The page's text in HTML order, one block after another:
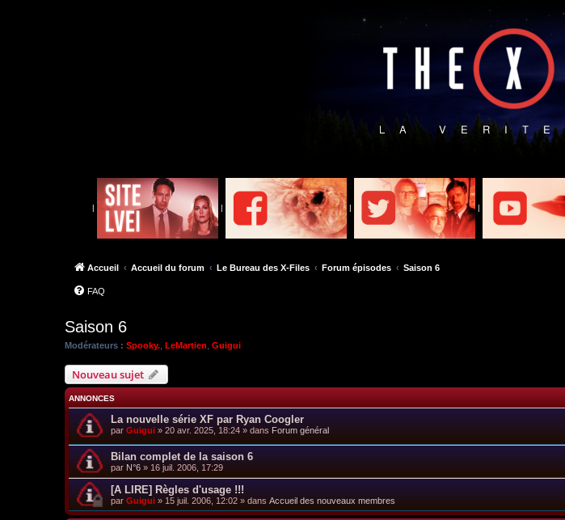
| | | |
Accueil Accueil du forum Le Bureau des X-Files Forum épisodes Saison 6
FAQ
Saison 6
Modérateurs : Spooky. LeMartien Guigui
Nouveau sujet
ANNONCES
La nouvelle série XF par Ryan Coogler
par Guigui » 20 avr. 2025, 18:24 » dans Forum général
Bilan complet de la saison 6
par N°6 » 16 juil. 2006, 17:29
[A LIRE] Règles d'usage !!!
par Guigui » 15 juil. 2006, 12:02 » dans Accueil des nouveaux membres